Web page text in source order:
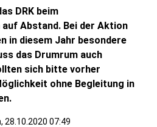
DRK beim
Abstand. Bei der Aktion
in diesem Jahr besondere
das Drumrum auch
sich bitte vorher
ohne Begleitung in
28.10.2020 07:49